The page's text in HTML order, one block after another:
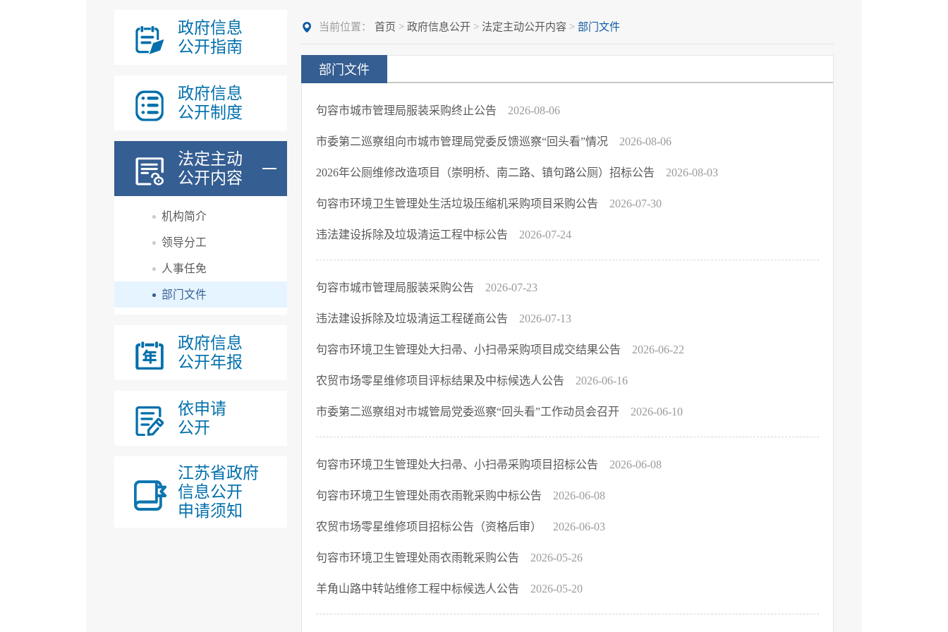
政府信息
公开指南
政府信息
公开制度
法定主动
公开内容
机构简介
领导分工
人事任免
部门文件
政府信息
公开年报
依申请
公开
江苏省政府
信息公开
申请须知
当前位置： 首页 > 政府信息公开> 法定主动公开内容 > 部门文件
部门文件
句容市城市管理局服装采购终止公告 2026-08-06
市委第二巡察组向市城市管理局党委反馈巡察“回头看”情况 2026-08-06
2026年公厕维修改造项目（崇明桥、南二路、镇句路公厕）招标公告 2026-08-03
句容市环境卫生管理处生活垃圾压缩机采购项目采购公告 2026-07-30
违法建设拆除及垃圾清运工程中标公告 2026-07-24
句容市城市管理局服装采购公告 2026-07-23
违法建设拆除及垃圾清运工程磋商公告 2026-07-13
句容市环境卫生管理处大扫帚、小扫帚采购项目成交结果公告 2026-06-22
农贸市场零星维修项目评标结果及中标候选人公告 2026-06-16
市委第二巡察组对市城管局党委巡察“回头看”工作动员会召开 2026-06-10
句容市环境卫生管理处大扫帚、小扫帚采购项目招标公告 2026-06-08
句容市环境卫生管理处雨衣雨靴采购中标公告 2026-06-08
农贸市场零星维修项目招标公告（资格后审） 2026-06-03
句容市环境卫生管理处雨衣雨靴采购公告 2026-05-26
羊角山路中转站维修工程中标候选人公告 2026-05-20